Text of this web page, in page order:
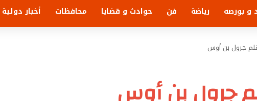
و بورصه رياضة فن حوادث و قضايا محافظات أخبار دولية
جرول بن أوس
جرول بن أوس